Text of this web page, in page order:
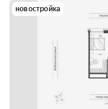
новостройка